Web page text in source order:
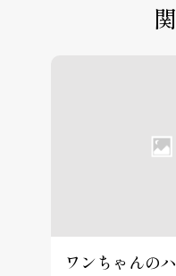
ワンちゃんの